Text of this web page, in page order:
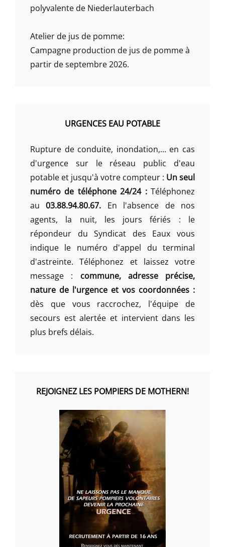
polyvalente de Niederlauterbach
Atelier de jus de pomme:
Campagne production de jus de pomme à
partir de septembre 2026.
URGENCES EAU POTABLE
Rupture de conduite, inondation,... en cas
d'urgence sur le réseau public d'eau
potable et jusqu'à votre compteur : Un seul
numéro de téléphone 24/24 :Téléphonez
au03.88.94.80.67. En l'absence de nos
agents, la nuit, les jours fériés : le
répondeur du Syndicat des Eaux vous
indique le numéro d'appel du terminal
d'astreinte. Téléphonez et laissez votre
message : commune, adresse précise,
nature de l'urgence et vos coordonnées :
dès que vous raccrochez, l'équipe de
secours est alertée et intervient dans les
plus brefs délais.
REJOIGNEZ LES POMPIERS DE MOTHERN!